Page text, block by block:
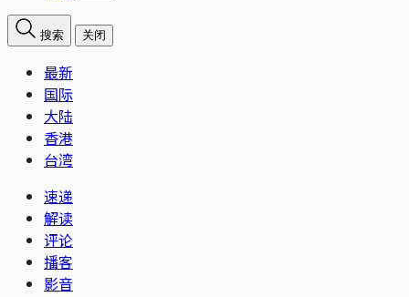
搜索 关闭
最新
国际
大陆
香港
台湾
速递
解读
评论
播客
影音